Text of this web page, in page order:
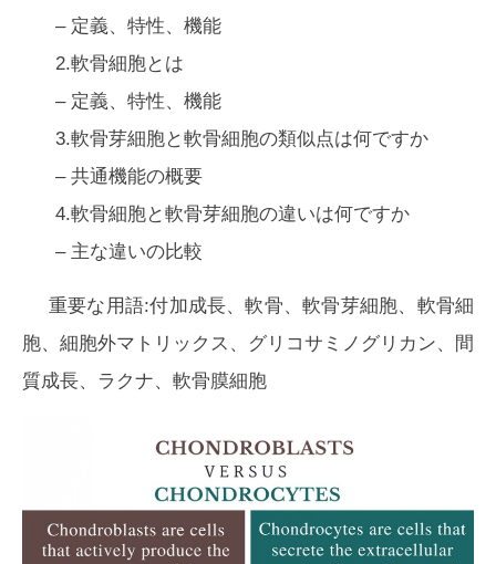
– 定義、特性、機能
2.軟骨細胞とは
– 定義、特性、機能
3.軟骨芽細胞と軟骨細胞の類似点は何ですか
– 共通機能の概要
4.軟骨細胞と軟骨芽細胞の違いは何ですか
– 主な違いの比較
重要な用語:付加成長、軟骨、軟骨芽細胞、軟骨細
胞、細胞外マトリックス、グリコサミノグリカン、間
質成長、ラクナ、軟骨膜細胞